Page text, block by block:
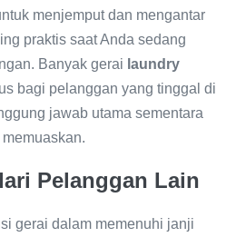
menjemput dan mengantar
praktis saat Anda sedang
Banyak gerai laundry
bagi pelanggan yang tinggal di
jawab utama sementara
Pelanggan Lain
gerai dalam memenuhi janji